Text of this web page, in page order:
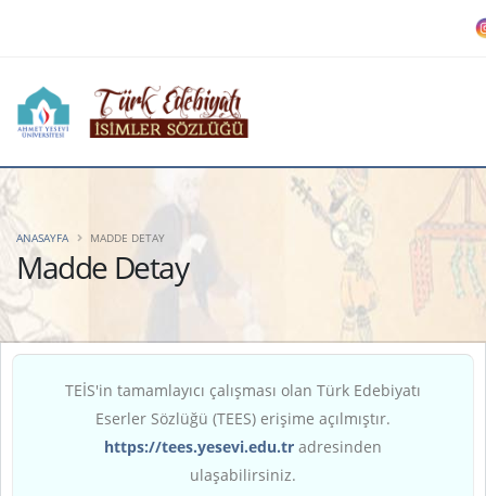
Madde Detay
ANASAYFA MADDE DETAY
TEİS'in tamamlayıcı çalışması olan Türk Edebiyatı
Eserler Sözlüğü (TEES) erişime açılmıştır.
https://tees.yesevi.edu.tr adresinden
ulaşabilirsiniz.